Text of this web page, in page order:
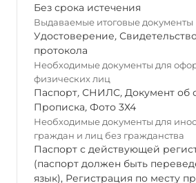
Без срока истечения
Выдаваемые итоговые документы
Удостоверение,
протокола
Необходимые документы для
физических лиц
Паспорт, СНИЛС, Документ об
Прописка, Фото 3Х4
Необходимые документы для
граждан и лиц без гражданства
Паспорт с действующей
(паспорт должен быть
язык), Регистрация по месту